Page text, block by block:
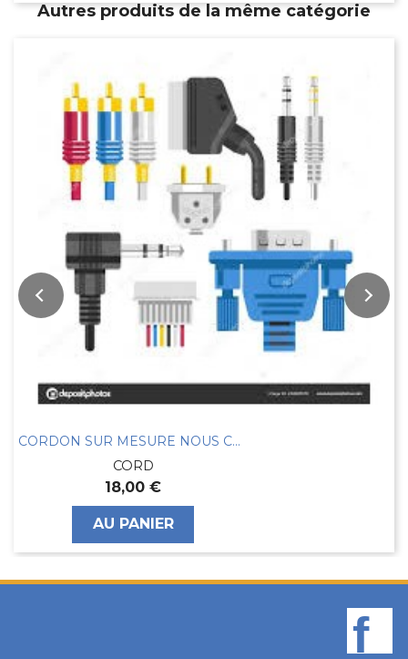
Autres produits de la même catégorie
CORDON SUR MESURE NOUS CONSULTER
CORD
18,00 €
AU PANIER